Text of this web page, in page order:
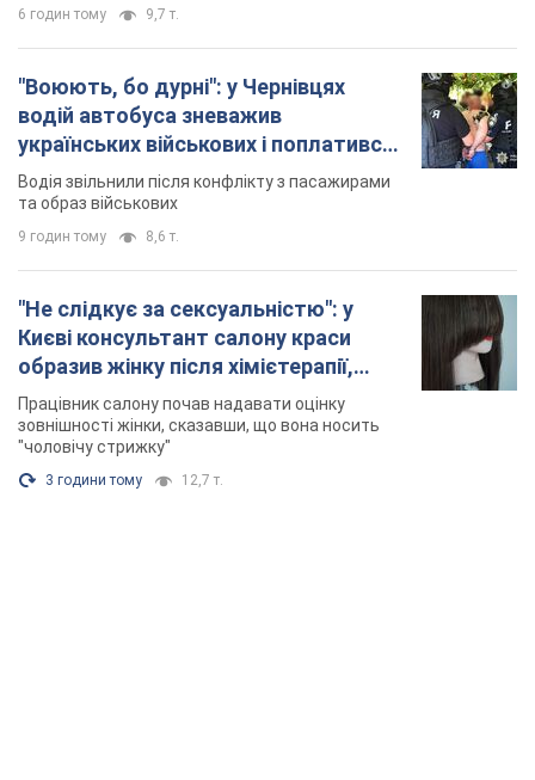
"Не слідкує за сексуальністю": у
Києві консультант салону краси
образив жінку після хімієтерапії,
розгорівся скандал. Фото
зовнішності жінки, сказавши, що вона носить
"чоловічу стрижку"
3 години тому